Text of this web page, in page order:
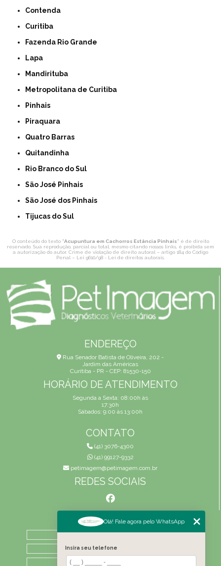
Contenda
Curitiba
Fazenda Rio Grande
Lapa
Mandirituba
Metropolitana de Curitiba
Pinhais
Piraquara
Quatro Barras
Quitandinha
Rio Branco do Sul
São José Pinhais
São José dos Pinhais
Tijucas do Sul
O conteúdo do texto "Acupuntura em Cachorros Estância Pinhais" é de direito
reservado. Sua reprodução, parcial ou total, mesmo citando nossos links, é proibida sem
a autorização do autor. Crime de violação de direito autoral – artigo 184 do Código
Penal – Lei 9610/98 - Lei de direitos autorais
ENDEREÇO
Rua Senador Batista de Oliveira, 202 -
Jardim das Américas
Curitiba - PR - CEP: 81530-150
HORÁRIO DE ATENDIMENTO
Segunda a Sexta: 08:00h às
17:30h
Sábados: 9:00 às 13:00h
CONTATO
(41) 3076-4300
(41) 99127-9332
petimagem@petimagem.com.br
REDES SOCIAIS
MENU
HOME
QUEM SOMOS
ATIVIDADES
Olá! Fale agora pelo WhatsApp
Insira seu telefone